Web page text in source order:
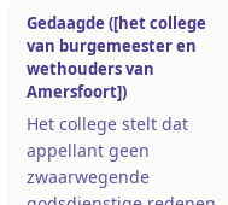
Gedaagde ([het college
van burgemeester en
wethouders van
Amersfoort])
Het college stelt dat
appellant geen
zwaarwegende